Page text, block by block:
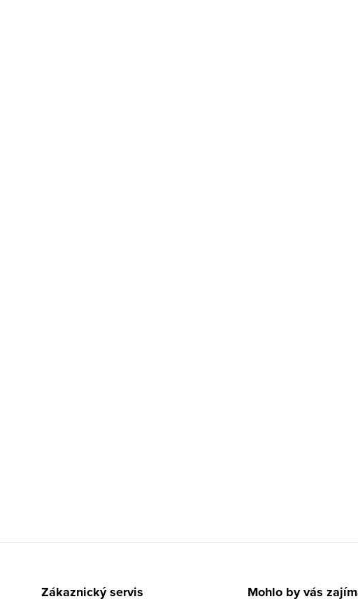
Zákaznický servis Mohlo by vás